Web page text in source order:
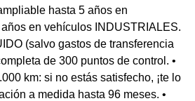
hasta 5 años en
en vehículos INDUSTRIALES.
(salvo gastos de transferencia
de 300 puntos de control. •
km: si no estás satisfecho, ¡te lo
a medida hasta 96 meses. •